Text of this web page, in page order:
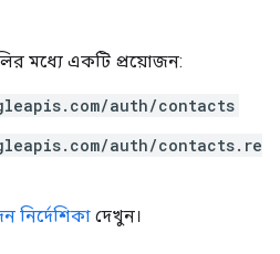
মধ্যে একটি প্রয়োজন:
auth/contacts
auth/contacts.re
নির্দেশিকা দেখুন।